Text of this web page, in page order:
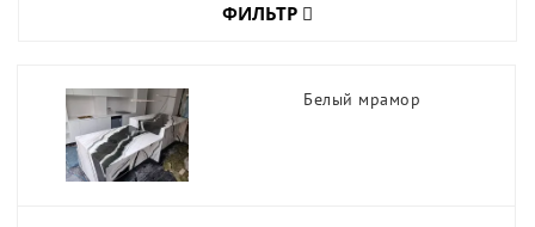
Белый мрамор
Розовый мрамор
Чёрный мрамор
ФИЛЬТР
Длина, мм
Белый мрамор